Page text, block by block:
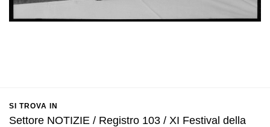
SI TROVA IN
Settore NOTIZIE / Registro 103 / XI Festival della